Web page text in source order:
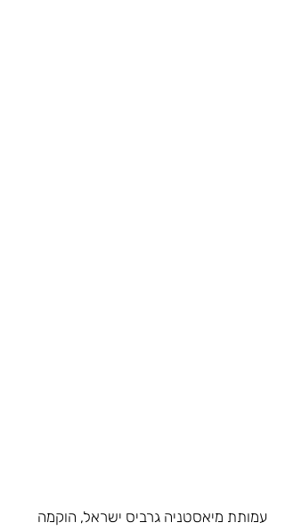
עמותת מיאסטניה גרביס ישראל, הוקמה